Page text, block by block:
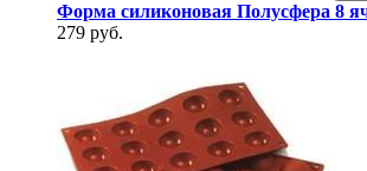
Форма силиконовая Полусфера 8
279 руб.